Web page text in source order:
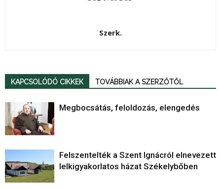
Szerk.
KAPCSOLÓDÓ CIKKEK TOVÁBBIAK A SZERZŐTŐL
Megbocsátás, feloldozás, elengedés
Felszentelték a Szent Ignácról elnevezett
lelkigyakorlatos házat Székelybőben